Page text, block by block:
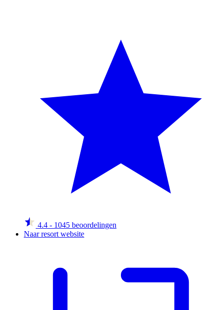
4.4 - 1045 beoordelingen
Naar resort website